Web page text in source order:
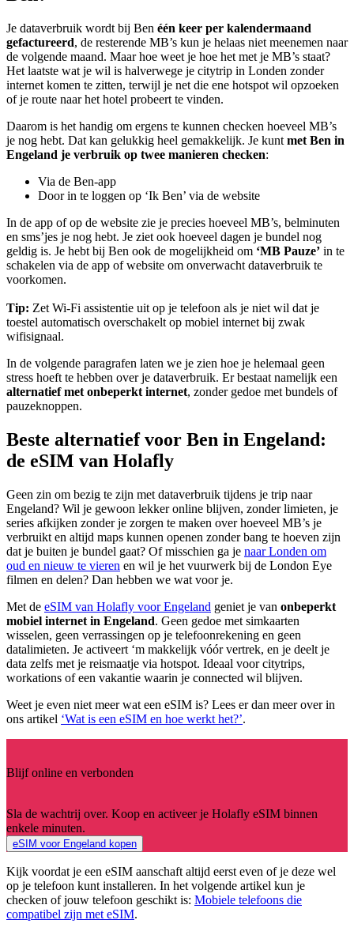
Je dataverbruik wordt bij Ben één keer per kalendermaand
gefactureerd, de resterende MB’s kun je helaas niet meenemen naar
de volgende maand. Maar hoe weet je hoe het met je MB’s staat?
Het laatste wat je wil is halverwege je citytrip in Londen zonder
internet komen te zitten, terwijl je net die ene hotspot wil opzoeken
of je route naar het hotel probeert te vinden.
Daarom is het handig om ergens te kunnen checken hoeveel MB’s
je nog hebt. Dat kan gelukkig heel gemakkelijk. Je kunt met Ben in
Engeland je verbruik op twee manieren checken:
Via de Ben-app
Door in te loggen op ‘Ik Ben’ via de website
In de app of op de website zie je precies hoeveel MB’s, belminuten
en sms’jes je nog hebt. Je ziet ook hoeveel dagen je bundel nog
geldig is. Je hebt bij Ben ook de mogelijkheid om ‘MB Pauze’ in te
schakelen via de app of website om onverwacht dataverbruik te
voorkomen.
Tip: Zet Wi-Fi assistentie uit op je telefoon als je niet wil dat je
toestel automatisch overschakelt op mobiel internet bij zwak
wifisignaal.
In de volgende paragrafen laten we je zien hoe je helemaal geen
stress hoeft te hebben over je dataverbruik. Er bestaat namelijk een
alternatief met onbeperkt internet, zonder gedoe met bundels of
pauzeknoppen.
Beste alternatief voor Ben in Engeland:
de eSIM van Holafly
Geen zin om bezig te zijn met dataverbruik tijdens je trip naar
Engeland? Wil je gewoon lekker online blijven, zonder limieten, je
series afkijken zonder je zorgen te maken over hoeveel MB’s je
verbruikt en altijd maps kunnen openen zonder bang te hoeven zijn
dat je buiten je bundel gaat? Of misschien ga je naar Londen om
oud en nieuw te vieren en wil je het vuurwerk bij de London Eye
filmen en delen? Dan hebben we wat voor je.
Met de eSIM van Holafly voor Engeland geniet je van onbeperkt
mobiel internet in Engeland. Geen gedoe met simkaarten
wisselen, geen verrassingen op je telefoonrekening en geen
datalimieten. Je activeert ‘m makkelijk vóór vertrek, en je deelt je
data zelfs met je reismaatje via hotspot. Ideaal voor citytrips,
workations of een vakantie waarin je connected wil blijven.
Weet je even niet meer wat een eSIM is? Lees er dan meer over in
ons artikel ‘Wat is een eSIM en hoe werkt het?’.
Blijf online en verbonden
Sla de wachtrij over. Koop en activeer je Holafly eSIM binnen
enkele minuten.
eSIM voor Engeland kopen
Kijk voordat je een eSIM aanschaft altijd eerst even of je deze wel
op je telefoon kunt installeren. In het volgende artikel kun je
checken of jouw telefoon geschikt is: Mobiele telefoons die
compatibel zijn met eSIM.